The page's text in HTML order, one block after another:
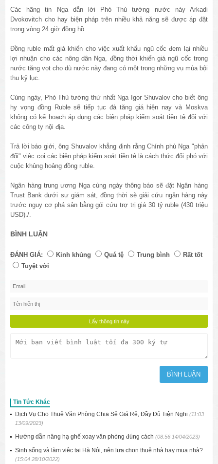
Các hãng tin Nga dẫn lời Phó Thủ tướng nước này Arkadi
Dvokovitch cho hay biện pháp trên nhiều khả năng sẽ được áp đặt
trong vòng 24 giờ đồng hồ.
Đồng ruble mất giá khiến cho việc xuất khẩu ngũ cốc đem lại nhiều
lợi nhuận cho các nông dân Nga, đồng thời khiến giá ngũ cốc trong
nước tăng vọt cho dù nước này đang có một trong những vụ mùa bội
thu kỷ lục.
Cùng ngày, Phó Thủ tướng thứ nhất Nga Igor Shuvalov cho biết ông
hy vọng đồng Ruble sẽ tiếp tục đà tăng giá hiện nay và Moskva
không có kế hoạch áp dụng các biện pháp kiểm soát tiền tệ đối với
các công ty nội địa.
Trả lời báo giới, ông Shuvalov khẳng định rằng Chính phủ Nga "phản
đối" việc coi các biện pháp kiểm soát tiền tệ là cách thức đối phó với
cuộc khủng hoảng đồng ruble.
Ngân hàng trung ương Nga cùng ngày thông báo sẽ đặt Ngân hàng
Trust Bank dưới sự giám sát, đồng thời sẽ giải cứu ngân hàng này
trước nguy cơ phá sản bằng gói cứu trợ trị giá 30 tỷ ruble (430 triệu
USD)./.
BÌNH LUẬN
ĐÁNH GIÁ: Kinh khủng Quá tệ Trung bình
Rất tốt
Tuyệt vời
Tin Tức Khác
Dịch Vụ Cho Thuê Văn Phòng Chia Sẻ Giá Rẻ, Đầy Đủ Tiện Nghi(11:03
13/09/2023)
Hướng dẫn nâng hạ ghế xoay văn phòng đúng cách(08:56 14/04/2023)
Sinh sống và làm việc tại Hà Nội, nên lựa chọn thuê nhà hay mua nhà?
(15:04 28/10/2022)